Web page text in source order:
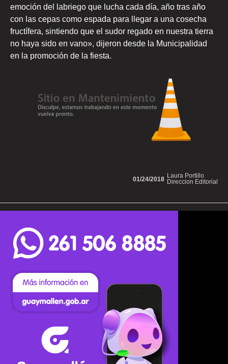
emoción del labriego que lucha cada día, año tras año
con las cepas como espada para llegar a una cosecha
fructífera, sintiendo que el sudor regado en nuestra tierra
no haya sido en vano», dijeron desde la Municipalidad
en la promoción de la fiesta.
Laura Portillo
Direccion Editorial
01/24/2018